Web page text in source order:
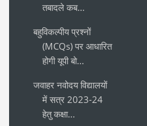
तबादले कब...
बहुविकल्पीय प्रश्नों
(MCQs) पर आधारित
होगी यूपी बो...
जवाहर नवोदय विद्यालयों
में सत्र 2023-24
हेतु कक्षा...